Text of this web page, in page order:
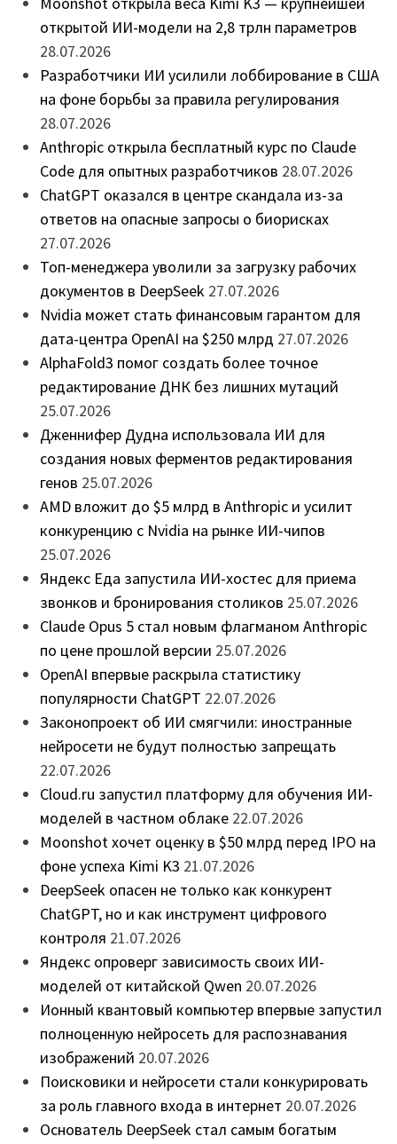
открытой ИИ-модели на 2,8 трлн параметров
28.07.2026
Разработчики ИИ усилили лоббирование в США
на фоне борьбы за правила регулирования
28.07.2026
Anthropic открыла бесплатный курс по Claude
Code для опытных разработчиков 28.07.2026
ChatGPT оказался в центре скандала из-за
ответов на опасные запросы о биорисках
27.07.2026
Топ-менеджера уволили за загрузку рабочих
документов в DeepSeek 27.07.2026
Nvidia может стать финансовым гарантом для
дата-центра OpenAI на $250 млрд 27.07.2026
AlphaFold3 помог создать более точное
редактирование ДНК без лишних мутаций
25.07.2026
Дженнифер Дудна использовала ИИ для
создания новых ферментов редактирования
генов 25.07.2026
AMD вложит до $5 млрд в Anthropic и усилит
конкуренцию с Nvidia на рынке ИИ-чипов
25.07.2026
Яндекс Еда запустила ИИ-хостес для приема
звонков и бронирования столиков 25.07.2026
Claude Opus 5 стал новым флагманом Anthropic
по цене прошлой версии 25.07.2026
OpenAI впервые раскрыла статистику
популярности ChatGPT 22.07.2026
Законопроект об ИИ смягчили: иностранные
нейросети не будут полностью запрещать
22.07.2026
Cloud.ru запустил платформу для обучения ИИ-
моделей в частном облаке 22.07.2026
Moonshot хочет оценку в $50 млрд перед IPO на
фоне успеха Kimi K3 21.07.2026
DeepSeek опасен не только как конкурент
ChatGPT, но и как инструмент цифрового
контроля 21.07.2026
Яндекс опроверг зависимость своих ИИ-
моделей от китайской Qwen 20.07.2026
Ионный квантовый компьютер впервые запустил
полноценную нейросеть для распознавания
изображений 20.07.2026
Поисковики и нейросети стали конкурировать
за роль главного входа в интернет 20.07.2026
Основатель DeepSeek стал самым богатым